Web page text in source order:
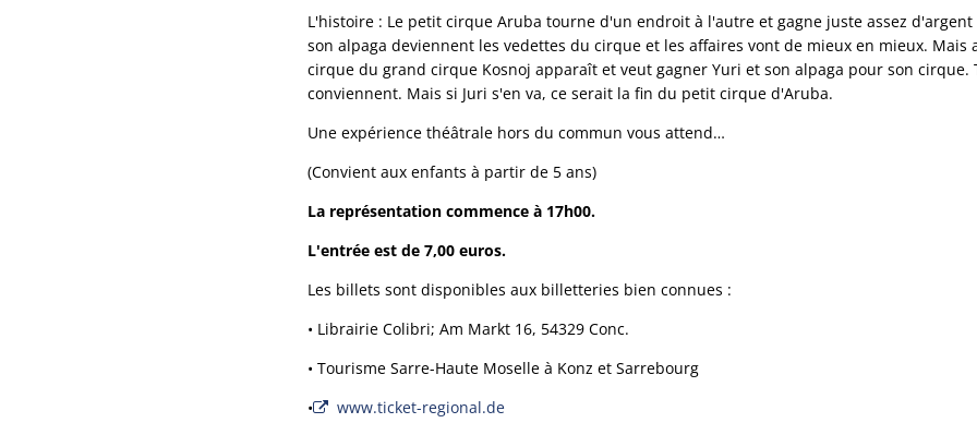
L'histoire : Le petit cirque Aruba tourne d'un endroit à l'autre et gagne juste assez
son alpaga deviennent les vedettes du cirque et les affaires vont de mieux en mieux. Mais
cirque du grand cirque Kosnoj apparaît et veut gagner Yuri et son alpaga pour son cirque.
conviennent. Mais si Juri s'en va, ce serait la fin du petit cirque d'Aruba.
Une expérience théâtrale hors du commun vous attend…
(Convient aux enfants à partir de 5 ans)
La représentation commence à 17h00.
L'entrée est de 7,00 euros.
Les billets sont disponibles aux billetteries bien connues :
• Librairie Colibri; Am Markt 16, 54329 Conc.
• Tourisme Sarre-Haute Moselle à Konz et Sarrebourg
•
www.ticket-regional.de